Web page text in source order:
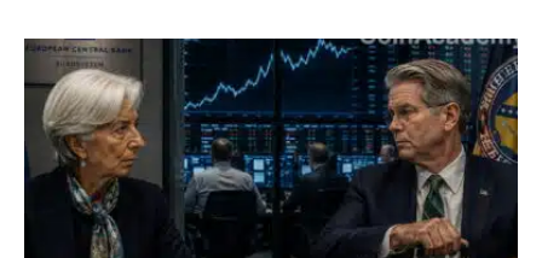
Yen : Washington a vendu des euros sans prévenir la